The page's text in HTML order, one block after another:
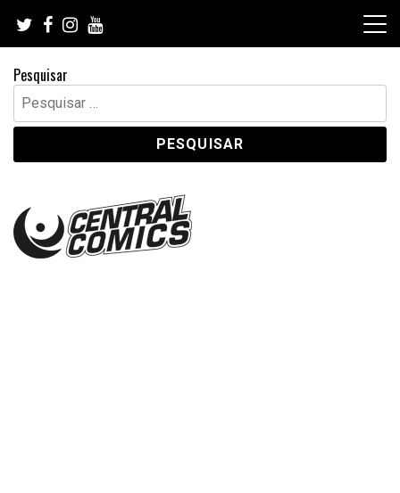
content
Pesquisar
Pesquisar
por: